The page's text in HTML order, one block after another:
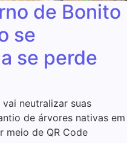
de Bonito
se
se perde
neutralizar suas
de árvores nativas em
meio de QR Code